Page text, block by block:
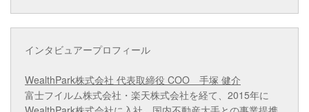
インタビュアープロフィール
WealthPark株式会社 代表取締役 COO 手塚 健介
富士フイルム株式会社・楽天株式会社を経て、2015年に